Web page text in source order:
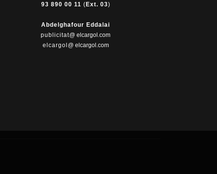
93 890 00 11 ( Ext. 03)
Abdelghafour Eddalai
publicitat@ elcargol.com
elcargol @ elcargol.com